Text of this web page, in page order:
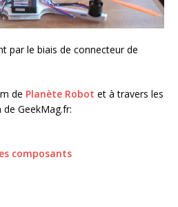
par le biais de connecteur de
de Planète Robot et à travers les
GeekMag.fr:
composants